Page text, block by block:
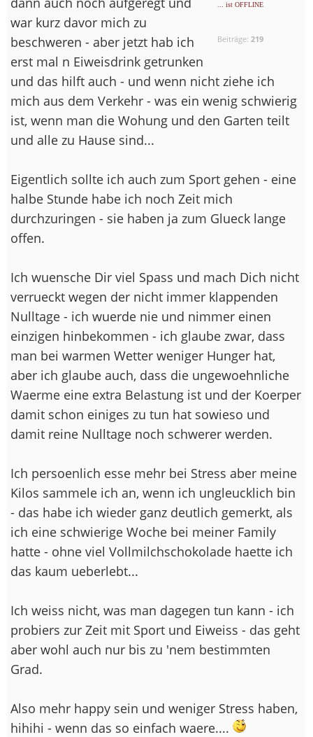
... ist OFFLINE
Beiträge: 219
war kurz davor mich zu
beschweren - aber jetzt hab ich
erst mal n Eiweisdrink getrunken
und das hilft auch - und wenn nicht ziehe ich
mich aus dem Verkehr - was ein wenig schwierig
ist, wenn man die Wohung und den Garten teilt
und alle zu Hause sind...
Eigentlich sollte ich auch zum Sport gehen - eine
halbe Stunde habe ich noch Zeit mich
durchzuringen - sie haben ja zum Glueck lange
offen.
Ich wuensche Dir viel Spass und mach Dich nicht
verrueckt wegen der nicht immer klappenden
Nulltage - ich wuerde nie und nimmer einen
einzigen hinbekommen - ich glaube zwar, dass
man bei warmen Wetter weniger Hunger hat,
aber ich glaube auch, dass die ungewoehnliche
Waerme eine extra Belastung ist und der Koerper
damit schon einiges zu tun hat sowieso und
damit reine Nulltage noch schwerer werden.
Ich persoenlich esse mehr bei Stress aber meine
Kilos sammele ich an, wenn ich ungleucklich bin
- das habe ich wieder ganz deutlich gemerkt, als
ich eine schwierige Woche bei meiner Family
hatte - ohne viel Vollmilchschokolade haette ich
das kaum ueberlebt...
Ich weiss nicht, was man dagegen tun kann - ich
probiers zur Zeit mit Sport und Eiweiss - das geht
aber wohl auch nur bis zu 'nem bestimmten
Grad.
Also mehr happy sein und weniger Stress haben,
hihihi - wenn das so einfach waere....